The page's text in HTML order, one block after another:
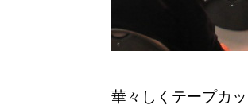
華々しくテープカ